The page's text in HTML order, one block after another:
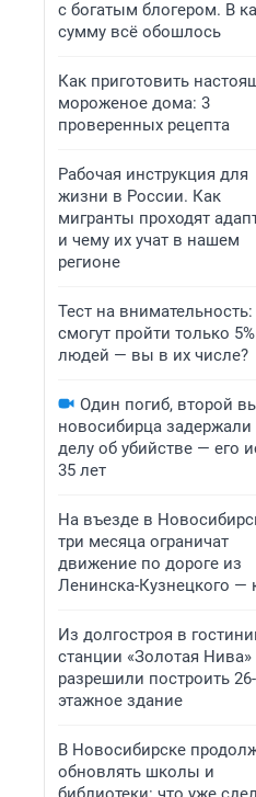
с богатым блогером. В
сумму всё обошлось
Как приготовить
мороженое дома: 3
проверенных рецепта
Рабочая инструкция для
жизни в России. Как
мигранты проходят
и чему их учат в нашем
регионе
Тест на внимательность:
смогут пройти только 5%
людей — вы в их числе?
Один погиб, второй
новосибирца задержали
делу об убийстве — его
35 лет
На въезде в
три месяца ограничат
движение по дороге из
Ленинска-Кузнецкого —
Из долгостроя в
станции «Золотая Нива»
разрешили построить 26-
этажное здание
В Новосибирске
обновлять школы и